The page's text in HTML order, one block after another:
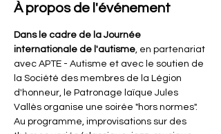
À propos de l'événement
Dans le cadre de la Journée
internationale de l'autisme, en partenariat
avec APTE - Autisme et avec le soutien de
la Société des membres de la Légion
d'honneur, le Patronage laïque Jules
Vallès organise une soirée "hors normes".
Au programme, improvisations sur des